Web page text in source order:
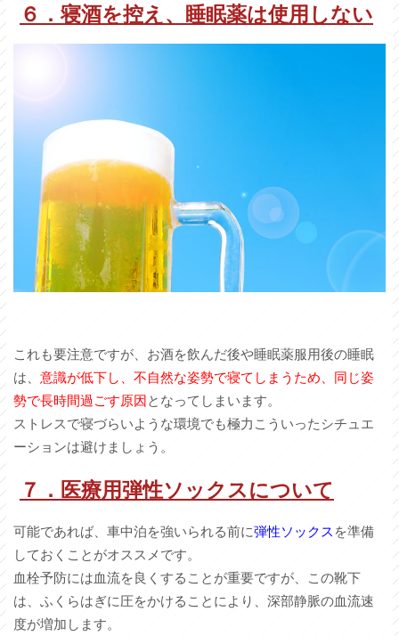
６．寝酒を控え、睡眠薬は使用しない
これも要注意ですが、お酒を飲んだ後や睡眠薬服用後の睡眠
は、 意識が低下し、不自然な姿勢で寝てしまうため、同じ姿
勢で長時間過ごす原因となってしまいます。
ストレスで寝づらいような環境でも極力こういったシチュエ
ーションは避けましょう。
７．医療用弾性ソックスについて
可能であれば、車中泊を強いられる前に弾性ソックスを準備
しておくことがオススメです。
血栓予防には血流を良くすることが重要ですが、この靴下
は、ふくらはぎに圧をかけることにより、深部静脈の血流速
度が増加します。